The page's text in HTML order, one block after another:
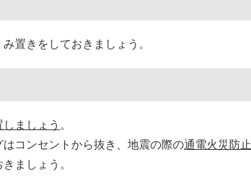
置きをしておきましょう。
ましょう 。
コンセントから抜き、地震の際の通電火災防止
ましょう。